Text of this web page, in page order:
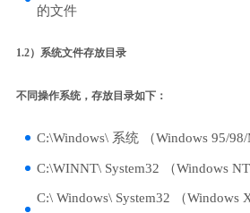
的文件
1.2）系统文件存放目录
不同操作系统，存放目录如下：
C:\Windows\ 系统 （Windows 95/98/
C:\WINNT\ System32 （Windows
C:\ Windows\ System32 （Windows